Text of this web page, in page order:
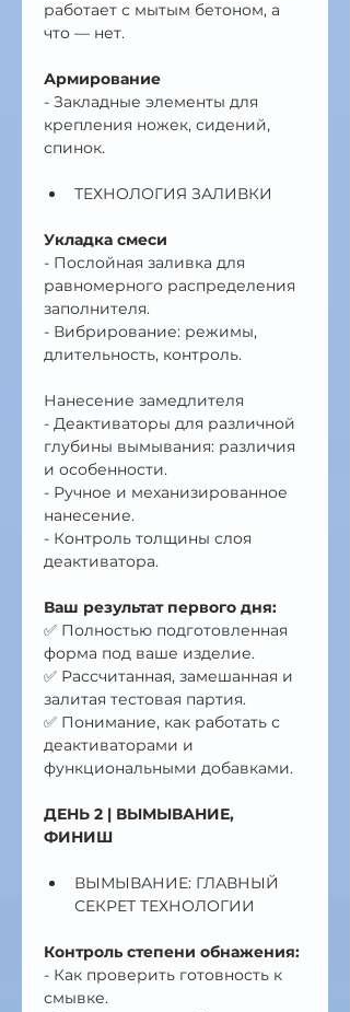
работает с мытым бетоном, а
что — нет.
Армирование
- Закладные элементы для
крепления ножек, сидений,
спинок.
ТЕХНОЛОГИЯ ЗАЛИВКИ
Укладка смеси
- Послойная заливка для
равномерного распределения
заполнителя.
- Вибрирование: режимы,
длительность, контроль.
Нанесение замедлителя
- Деактиваторы для различной
глубины вымывания: различия
и особенности.
- Ручное и механизированное
нанесение.
- Контроль толщины слоя
деактиватора.
Ваш результат первого дня:
✅ Полностью подготовленная
форма под ваше изделие.
✅ Рассчитанная, замешанная и
залитая тестовая партия.
✅ Понимание, как работать с
деактиваторами и
функциональными добавками.
ДЕНЬ 2 | ВЫМЫВАНИЕ,
ФИНИШ
ВЫМЫВАНИЕ: ГЛАВНЫЙ
СЕКРЕТ ТЕХНОЛОГИИ
Контроль степени обнажения:
- Как проверить готовность к
смывке.